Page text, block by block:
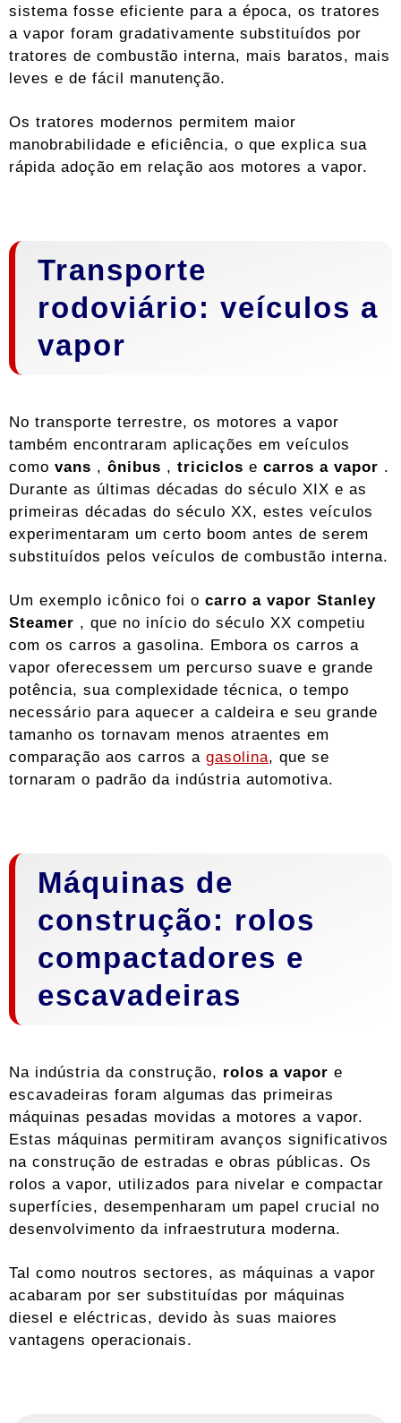
sistema fosse eficiente para a época, os tratores
a vapor foram gradativamente substituídos por
tratores de combustão interna, mais baratos, mais
leves e de fácil manutenção.
Os tratores modernos permitem maior
manobrabilidade e eficiência, o que explica sua
rápida adoção em relação aos motores a vapor.
Transporte
rodoviário: veículos a
vapor
No transporte terrestre, os motores a vapor
também encontraram aplicações em veículos
como vans , ônibus , triciclos e carros a vapor .
Durante as últimas décadas do século XIX e as
primeiras décadas do século XX, estes veículos
experimentaram um certo boom antes de serem
substituídos pelos veículos de combustão interna.
Um exemplo icônico foi o carro a vapor Stanley
Steamer , que no início do século XX competiu
com os carros a gasolina. Embora os carros a
vapor oferecessem um percurso suave e grande
potência, sua complexidade técnica, o tempo
necessário para aquecer a caldeira e seu grande
tamanho os tornavam menos atraentes em
comparação aos carros a gasolina, que se
tornaram o padrão da indústria automotiva.
Máquinas de
construção: rolos
compactadores e
escavadeiras
Na indústria da construção, rolos a vapor e
escavadeiras foram algumas das primeiras
máquinas pesadas movidas a motores a vapor.
Estas máquinas permitiram avanços significativos
na construção de estradas e obras públicas. Os
rolos a vapor, utilizados para nivelar e compactar
superfícies, desempenharam um papel crucial no
desenvolvimento da infraestrutura moderna.
Tal como noutros sectores, as máquinas a vapor
acabaram por ser substituídas por máquinas
diesel e eléctricas, devido às suas maiores
vantagens operacionais.